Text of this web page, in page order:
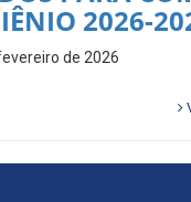
2026-
de 2026